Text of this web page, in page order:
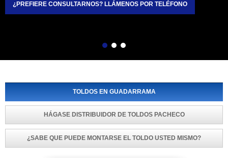
¿PREFIERE CONSULTARNOS? LLÁMENOS POR TELÉFONO
Siguiente
TOLDOS EN GUADARRAMA
HÁGASE DISTRIBUIDOR DE TOLDOS PACHECO
¿SABE QUE PUEDE MONTARSE EL TOLDO USTED MISMO?